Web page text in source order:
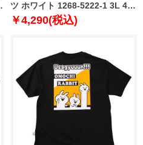
ツ ホワイト 1268-5222-1 3L 4L
5L 6L 8L
￥4,290(税込)